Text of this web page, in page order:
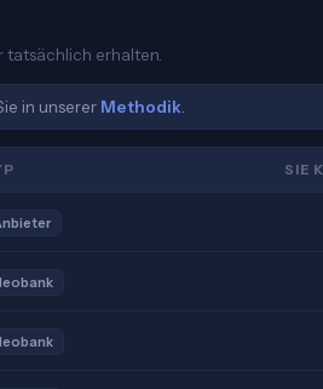
tatsächlich erhalten.
in unserer Methodik
SIE